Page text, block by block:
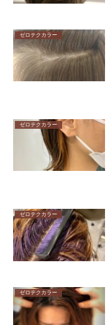
ゼロテクカラー
ゼロテクカラー
ゼロテクカラー
ゼロテクカラー